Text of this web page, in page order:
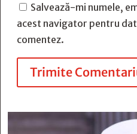
Salvează-mi numele,
acest navigator pentru
comentez.
Trimite